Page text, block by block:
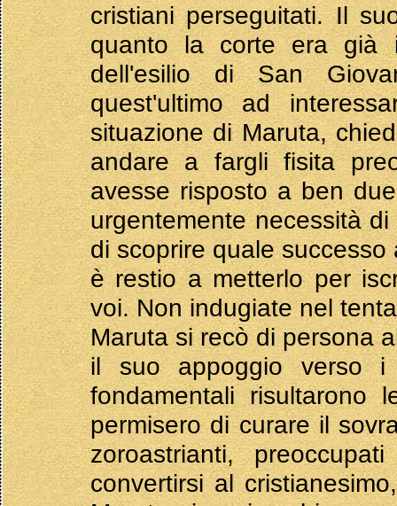
cristiani perseguitati. Il
quanto la corte era già
dell'esilio di San
quest'ultimo ad
situazione di Maruta,
andare a fargli fisita
avesse risposto a ben
urgentemente necessità
di scoprire quale
è restio a metterlo per
voi. Non indugiate nel
Maruta si recò di persona
il suo appoggio verso i
fondamentali risultarono
permisero di curare il
zoroastrianti,
convertirsi al